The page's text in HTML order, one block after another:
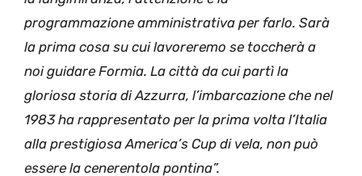
programmazione amministrativa per farlo. Sarà
la prima cosa su cui lavoreremo se toccherà a
noi guidare Formia. La città da cui partì la
gloriosa storia di Azzurra, l’imbarcazione che nel
1983 ha rappresentato per la prima volta l’Italia
alla prestigiosa America’s Cup di vela, non può
essere la cenerentola pontina”.